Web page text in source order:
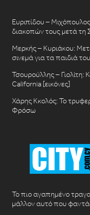
Ευριπίδου –
διακοπών τους μετά τη
Μερκής – Κυριάκου:
σινεμά για τα παιδιά
Τσουρούλλης –
California [εικόνες]
Χάρης Κκολός: Το
Φρόσω
Το πιο αγαπημένο
μάλλον αυτό που